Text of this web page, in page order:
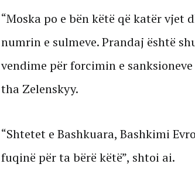
“Moska po e bën këtë që katër
numrin e sulmeve. Prandaj është
vendime për forcimin e
tha Zelenskyy.
“Shtetet e Bashkuara, Bashkimi
fuqinë për ta bërë këtë”, shtoi ai.